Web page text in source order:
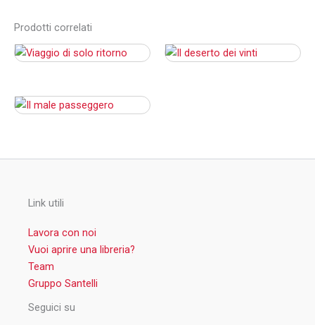
Prodotti correlati
Link utili
Lavora con noi
Vuoi aprire una libreria?
Team
Gruppo Santelli
Seguici su